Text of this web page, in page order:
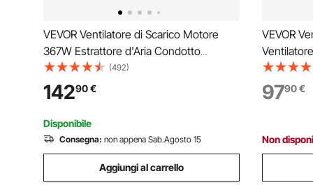
VEVOR Ventilatore di Scarico Motore
367W Estrattore d'Aria Condotto
Industriale 304,8 mm Tubo di Scarico
Volume d'Aria 2574 CFM Ventilatore di
Scarico per Estrarre Fumo Velocità 2800
giri/min
(492)
14290€
Disponibile
Consegna: non appena Sab.Agosto 15
Aggiungi al carrello
VEVOR
Alta
CFM con
9790€
Non